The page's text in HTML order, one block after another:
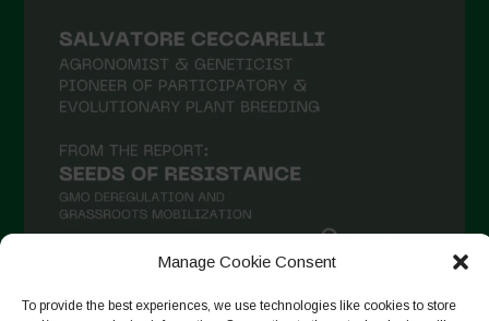
Manage Cookie Consent
To provide the best experiences, we use technologies like cookies to store